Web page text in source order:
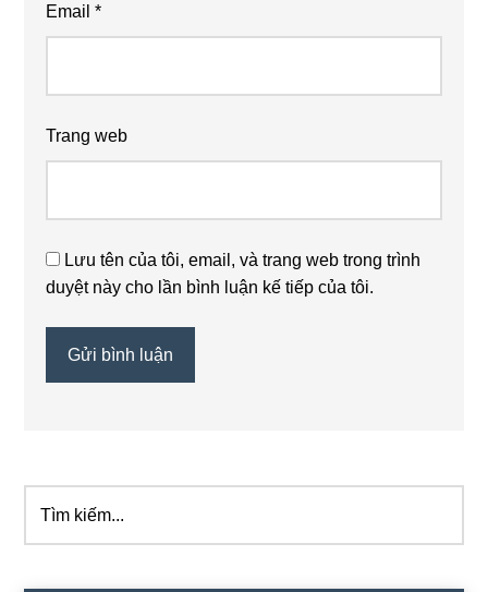
Email*
Trang web
Lưu tên của tôi, email, và trang web trong trình
duyệt này cho lần bình luận kế tiếp của tôi.
Sidebar
chính
kiếm...